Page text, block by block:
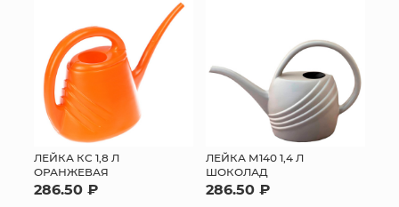
ЛЕЙКА КС 1,8 Л
ОРАНЖЕВАЯ
286.50 ₽
ЛЕЙКА М140 1,4 Л
ШОКОЛАД
286.50 ₽